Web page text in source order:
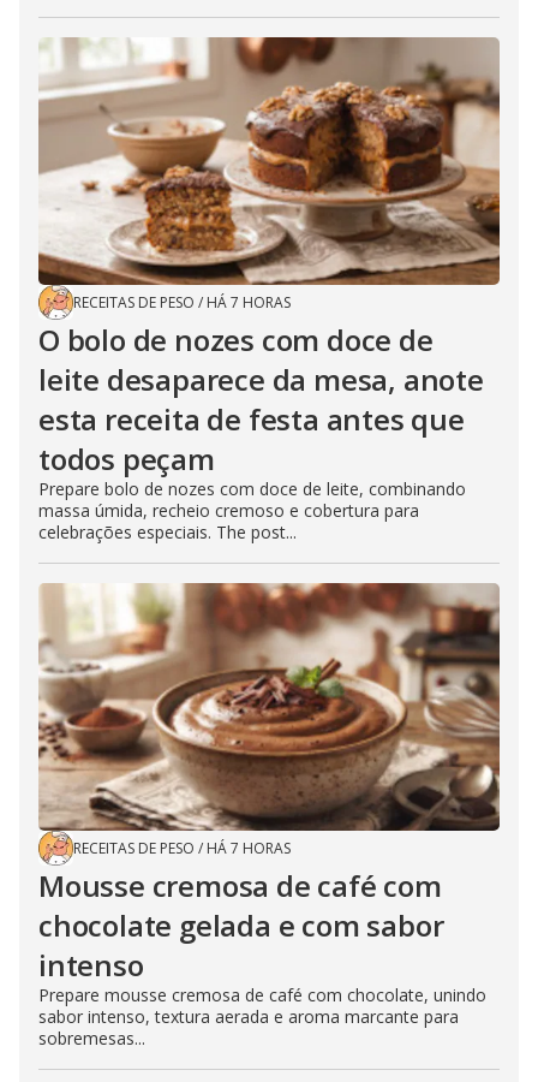
RECEITAS DE PESO / HÁ 7 HORAS
O bolo de nozes com doce de
leite desaparece da mesa, anote
esta receita de festa antes que
todos peçam
Prepare bolo de nozes com doce de leite, combinando
massa úmida, recheio cremoso e cobertura para
celebrações especiais. The post...
RECEITAS DE PESO / HÁ 7 HORAS
Mousse cremosa de café com
chocolate gelada e com sabor
intenso
Prepare mousse cremosa de café com chocolate, unindo
sabor intenso, textura aerada e aroma marcante para
sobremesas...